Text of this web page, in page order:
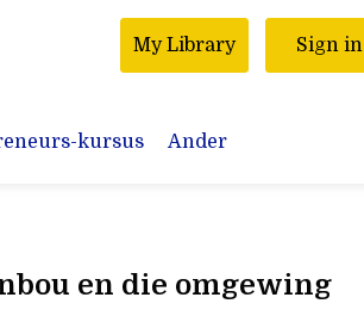
My Library Sign in
kursus Ander
en die omgewing